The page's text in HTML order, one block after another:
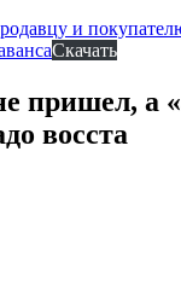
и
Скачать
пришел, а
восста